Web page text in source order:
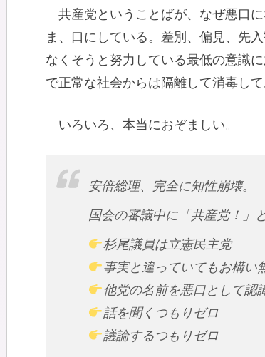
共産党ということばが、なぜ悪口
ま、口にしている。差別、偏見、先
なくそうと努力している最低の意識
で正常な社会からは隔離して消毒し
いろいろ、本当におぞましい。
安倍総理、完全に知性崩壊。
国会の審議中に「共産党！」
杉尾議員は立憲民主党
事実と違っていてもお構い
他党の名前を悪口として認
話を聞くつもりゼロ
議論するつもりゼロ